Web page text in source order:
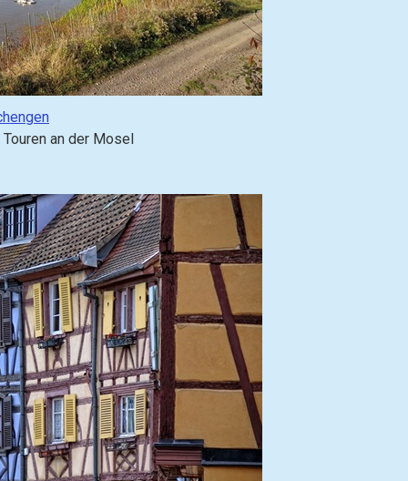
an der Mosel